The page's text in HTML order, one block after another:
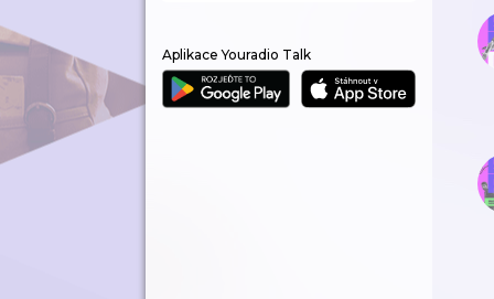
Aplikace Youradio Talk